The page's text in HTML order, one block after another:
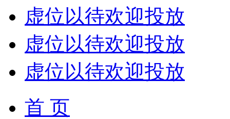
虚位以待欢迎投放
虚位以待欢迎投放
虚位以待欢迎投放
首 页